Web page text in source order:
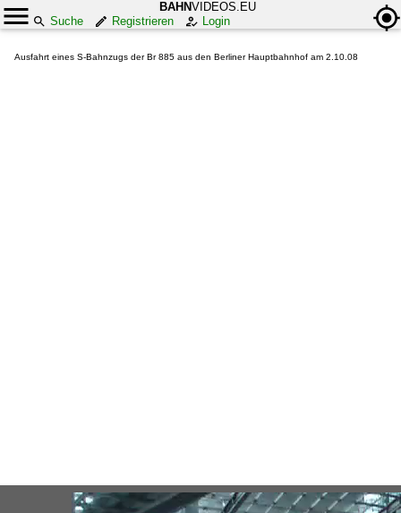
BAHNVIDEOS.EU
Suche
Registrieren Login
Ausfahrt eines S-Bahnzugs der Br 885 aus den Berliner Hauptbahnhof am 2.10.08